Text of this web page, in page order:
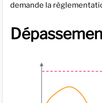
demande la